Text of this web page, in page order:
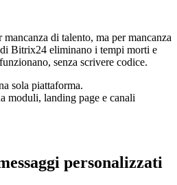
di talento, ma per mancanza
Bitrix24 eliminano i tempi morti e
senza scrivere codice.
sola piattaforma.
moduli, landing page e canali
personalizzati